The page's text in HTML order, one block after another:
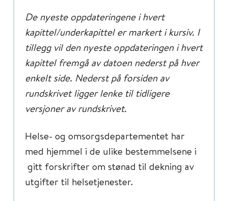
De nyeste oppdateringene i hvert
kapittel/underkapittel er markert i kursiv. I
tillegg vil den nyeste oppdateringen i hvert
kapittel fremgå av datoen nederst på hver
enkelt side. Nederst på forsiden av
rundskrivet ligger lenke til tidligere
versjoner av rundskrivet.
Helse- og omsorgsdepartementet har
med hjemmel i de ulike bestemmelsene i
gitt forskrifter om stønad til dekning av
utgifter til helsetjenester.